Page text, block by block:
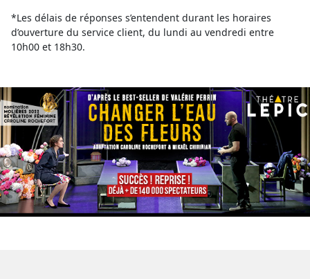
*Les délais de réponses s’entendent durant les horaires
d’ouverture du service client, du lundi au vendredi entre
10h00 et 18h30.